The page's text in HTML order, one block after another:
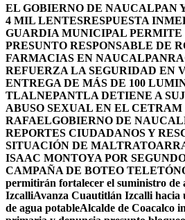
EL GOBIERNO DE NAUCALPAN
4 MIL LENTESRESPUESTA
GUARDIA MUNICIPAL PERMITE
PRESUNTO RESPONSABLE DE
FARMACIAS EN NAUCALPAN
REFUERZA LA SEGURIDAD EN
ENTREGA DE MÁS DE 100
TLALNEPANTLA DETIENE A
ABUSO SEXUAL EN EL CETRAM
RAFAELGOBIERNO DE
REPORTES CIUDADANOS Y
SITUACIÓN DE MALTRATO
ISAAC MONTOYA POR
CAMPAÑA DE BOTEO TELETÓN
permitirán fortalecer el suministro de
IzcalliAvanza Cuautitlán Izcalli hacia
de agua potableAlcalde de Coacalco